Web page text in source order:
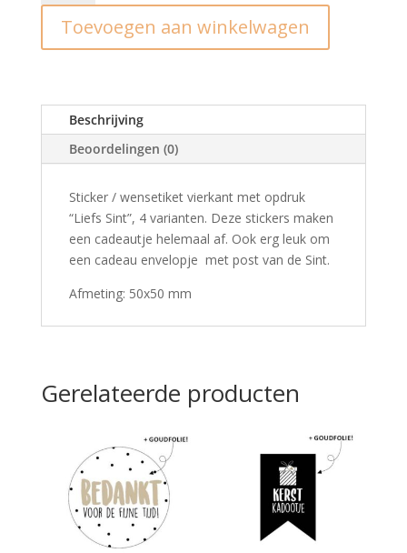
Sinterklaas
stempel
postzegels
Toevoegen aan winkelwagen
Beschrijving
Beoordelingen (0)
Sticker / wensetiket vierkant met opdruk
“Liefs Sint”, 4 varianten. Deze stickers maken
een cadeautje helemaal af. Ook erg leuk om
een cadeau envelopje met post van de Sint.
Afmeting: 50x50 mm
Gerelateerde producten